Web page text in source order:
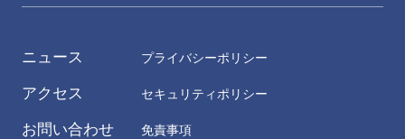
ニュース
アクセス
お問い合わせ
プライバシーポリシー
セキュリティポリシー
免責事項